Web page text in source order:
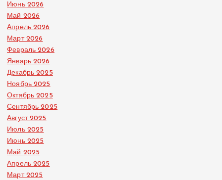
Июнь 2026
Май 2026
Апрель 2026
Март 2026
Февраль 2026
Январь 2026
Декабрь 2025
Ноябрь 2025
Октябрь 2025
Сентябрь 2025
Август 2025
Июль 2025
Июнь 2025
Май 2025
Апрель 2025
Март 2025